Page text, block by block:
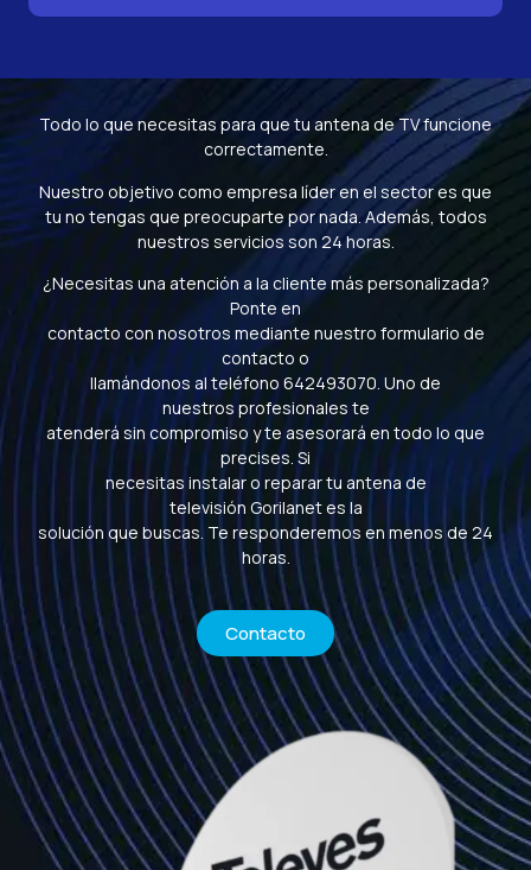
Todo lo que necesitas para que tu antena de TV funcione
correctamente.
Nuestro objetivo como empresa líder en el sector es que
tu no tengas que preocuparte por nada. Además, todos
nuestros servicios son 24 horas.
¿Necesitas una atención a la cliente más personalizada?
Ponte en
contacto con nosotros mediante nuestro formulario de
contacto o
llamándonos al teléfono 642493070. Uno de
nuestros profesionales te
atenderá sin compromiso y te asesorará en todo lo que
precises. Si
necesitas instalar o reparar tu antena de
televisión Gorilanet es la
solución que buscas. Te responderemos en menos de 24
horas.
Contacto